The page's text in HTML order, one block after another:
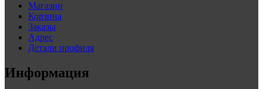
Магазин
Корзина
Заказы
Адрес
Детали профиля
Информация